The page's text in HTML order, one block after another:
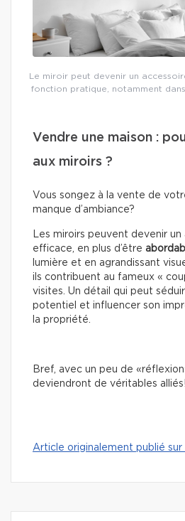
Le miroir peut devenir un
fonction pratique, notamment dans
Vendre une maison :
aux miroirs ?
Vous songez à la vente de
manque d’ambiance?
Les miroirs peuvent devenir
efficace, en plus d’être
lumière et en agrandissant
ils contribuent au fameux «
visites. Un détail qui peut
potentiel et influencer son
la propriété.
Bref, avec un peu de
deviendront de véritables alliés!
Article originalement publié sur